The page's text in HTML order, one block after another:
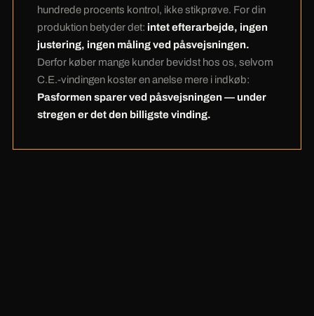
gange ved påsvejsningen.Nul efterarbejde
takket være 100 %-kontrol betyder: din
produktions dyreste timer forbliver dine. Under
stregen er C.E.-vindingen den billigste.
hundrede procents kontrol, ikke stikprøve. For din
produktion betyder det: intet efterarbejde, ingen
justering, ingen måling ved påsvejsningen.
Derfor køber mange kunder bevidst hos os, selvom
C.E.-vindingen koster en anelse mere i indkøb:
Pasformen sparer ved påsvejsningen — under
stregen er det den billigste vinding.